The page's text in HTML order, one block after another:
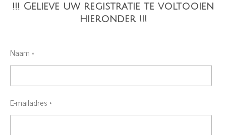
!!! Gelieve uw registratie te voltooien
hieronder !!!
Naam *
E-mailadres *